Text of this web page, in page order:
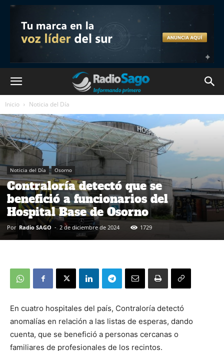
Inicio Noticia del Día
Noticia del Día Osorno
Contraloría detectó que se
benefició a funcionarios del
Hospital Base de Osorno
Por Radio SAGO - 2 de diciembre de 2024 1729
En cuatro hospitales del país, Contraloría detectó
anomalías en relación a las listas de esperas, dando
cuenta, que se benefició a personas cercanas o
familiares de profesionales de los recintos.